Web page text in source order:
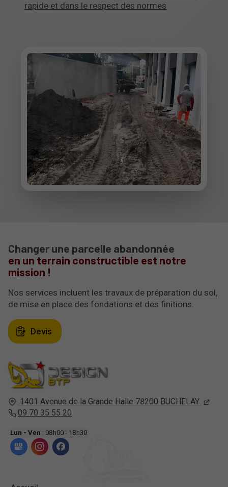
rapide et dans le respect des normes
1401 Avenue de la Grande Halle 78200 BUCHELAY
09 70 35 55 20
Lun - Ven : 08h00 - 18h30
Changer une parcelle abandonnée
en un terrain constructible est notre
mission !
Nos services incluent les travaux de préparation du sol,
de mise en place des fondations et des finitions.
Devis